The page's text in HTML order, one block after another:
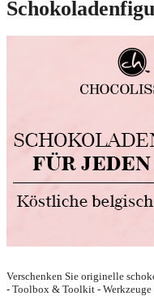
Verschenken Sie originelle
- Toolbox & Toolkit - Werkzeuge